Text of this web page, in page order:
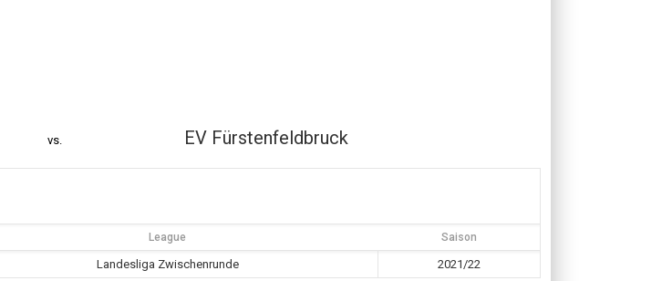
vs. EV Fürstenfeldbruck
League Saison
Landesliga Zwischenrunde 2021/22